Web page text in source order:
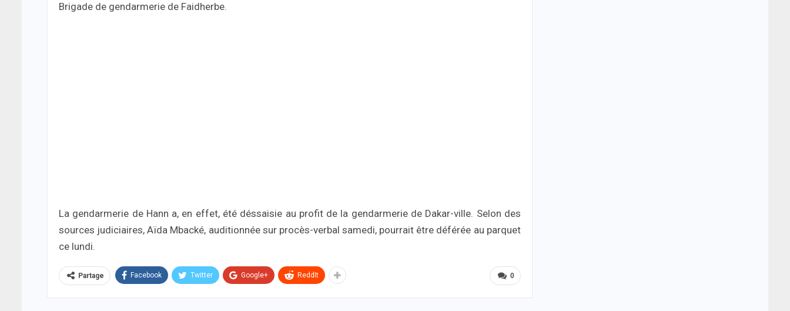
Brigade de gendarmerie de Faidherbe.
La gendarmerie de Hann a, en effet, été déssaisie au profit de la gendarmerie de Dakar-ville. Selon des
sources judiciaires, Aïda Mbacké, auditionnée sur procès-verbal samedi, pourrait être déférée au parquet
ce lundi.
0
Partage Facebook Twitter Google+ ReddIt